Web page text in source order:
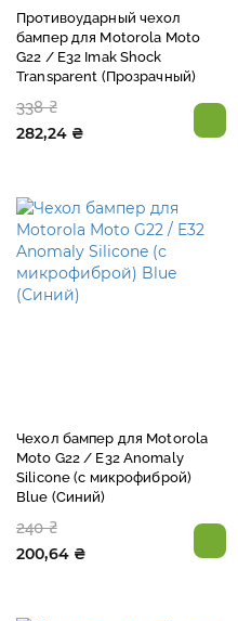
Противоударный чехол
бампер для Motorola Moto
G22 / E32 Imak Shock
Transparent (Прозрачный)
338 ₴
282,24 ₴
Чехол бампер для Motorola
Moto G22 / E32 Anomaly
Silicone (с микрофиброй)
Blue (Синий)
240 ₴
200,64 ₴